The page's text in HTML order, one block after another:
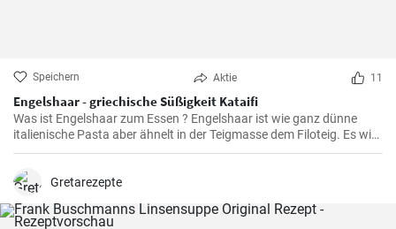
Speichern Aktie 11
Engelshaar - griechische Süßigkeit Kataifi
Was ist Engelshaar zum Essen ? Engelshaar ist wie ganz dünne
italienische Pasta aber ähnelt in der Teigmasse dem Filoteig. Es wird
im balkanischen Raum für Süßspeisen mit Nüssen und Gewürzen
Gretarezepte